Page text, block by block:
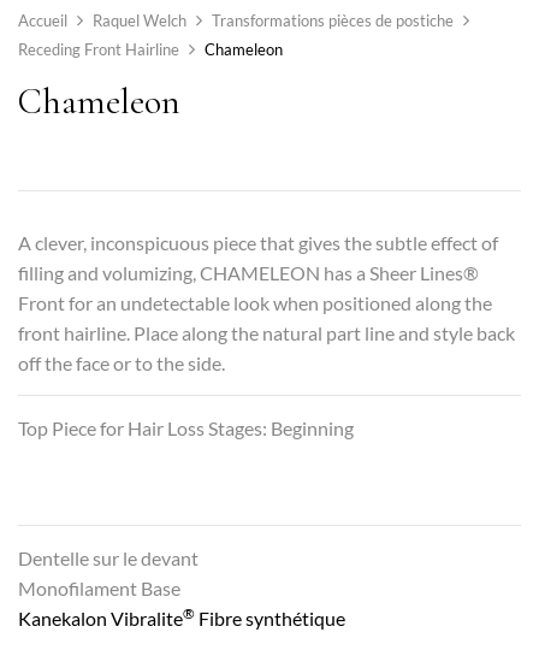
Accueil Raquel Welch
Transformations pièces de postiche
Receding Front Hairline
Chameleon
Chameleon
A clever, inconspicuous piece that gives the subtle effect of
filling and volumizing, CHAMELEON has a Sheer Lines®
Front for an undetectable look when positioned along the
front hairline. Place along the natural part line and style back
off the face or to the side.
Top Piece for Hair Loss Stages: Beginning
Dentelle sur le devant
Monofilament Base
Kanekalon Vibralite® Fibre synthétique